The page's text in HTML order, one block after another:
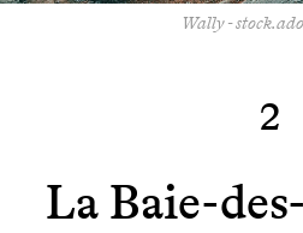
Wally -
2
La Baie-